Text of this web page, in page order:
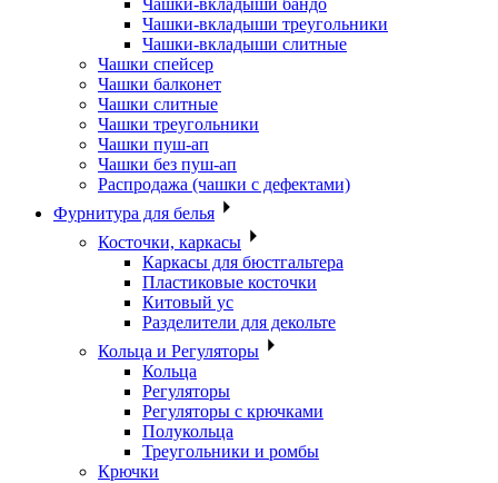
Чашки-вкладыши бандо
Чашки-вкладыши треугольники
Чашки-вкладыши слитные
Чашки спейсер
Чашки балконет
Чашки слитные
Чашки треугольники
Чашки пуш-ап
Чашки без пуш-ап
Распродажа (чашки с дефектами)
Фурнитура для белья
Косточки, каркасы
Каркасы для бюстгальтера
Пластиковые косточки
Китовый ус
Разделители для декольте
Кольца и Регуляторы
Кольца
Регуляторы
Регуляторы с крючками
Полукольца
Треугольники и ромбы
Крючки